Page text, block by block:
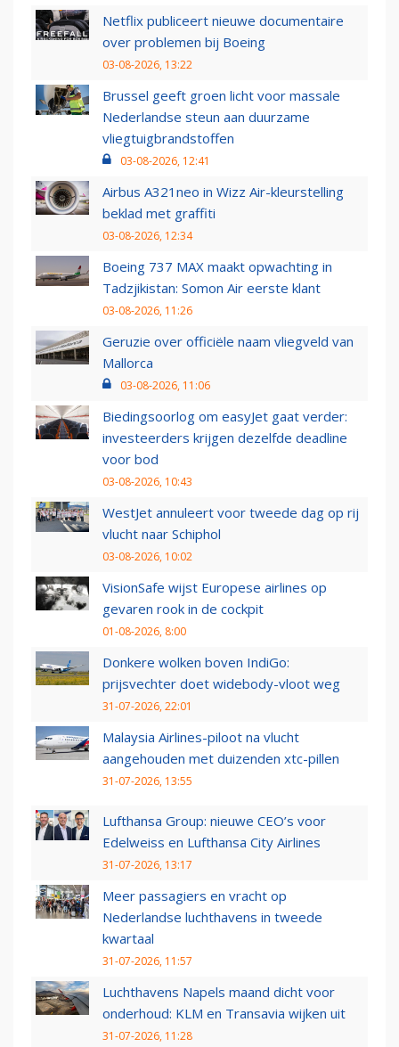
Netflix publiceert nieuwe documentaire
over problemen bij Boeing
03-08-2026, 13:22
Brussel geeft groen licht voor massale
Nederlandse steun aan duurzame
vliegtuigbrandstoffen
03-08-2026, 12:41
Airbus A321neo in Wizz Air-kleurstelling
beklad met graffiti
03-08-2026, 12:34
Boeing 737 MAX maakt opwachting in
Tadzjikistan: Somon Air eerste klant
03-08-2026, 11:26
Geruzie over officiële naam vliegveld van
Mallorca
03-08-2026, 11:06
Biedingsoorlog om easyJet gaat verder:
investeerders krijgen dezelfde deadline
voor bod
03-08-2026, 10:43
WestJet annuleert voor tweede dag op rij
vlucht naar Schiphol
03-08-2026, 10:02
VisionSafe wijst Europese airlines op
gevaren rook in de cockpit
01-08-2026, 8:00
Donkere wolken boven IndiGo:
prijsvechter doet widebody-vloot weg
31-07-2026, 22:01
Malaysia Airlines-piloot na vlucht
aangehouden met duizenden xtc-pillen
31-07-2026, 13:55
Lufthansa Group: nieuwe CEO’s voor
Edelweiss en Lufthansa City Airlines
31-07-2026, 13:17
Meer passagiers en vracht op
Nederlandse luchthavens in tweede
kwartaal
31-07-2026, 11:57
Luchthavens Napels maand dicht voor
onderhoud: KLM en Transavia wijken uit
31-07-2026, 11:28